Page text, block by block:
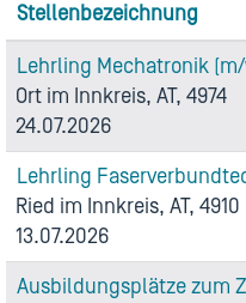
Stellenbezeichnung
Lehrling Mechatronik
Ort im Innkreis, AT, 4974
24.07.2026
Lehrling
Ried im Innkreis, AT, 4910
13.07.2026
Ausbildungsplätze zum